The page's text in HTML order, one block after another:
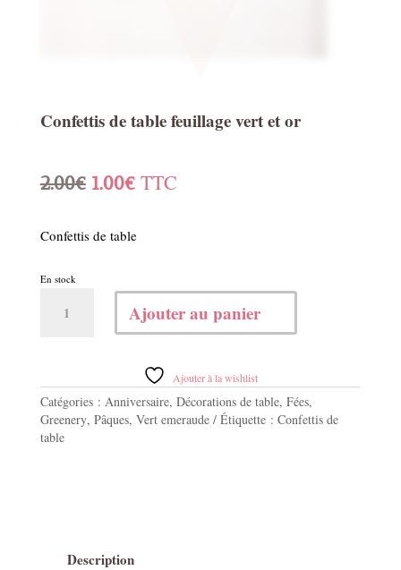
Confettis de table feuillage vert et or
2.00€ Le
était :
2.00€.
1.00€Le
est :
1.00€.
TTC
Confettis de table
En stock
feuillage
vert
et
or
Ajouter au panier
Ajouter à la wishlist
Catégories : Anniversaire, Décorations de table, Fées,
Greenery, Pâques, Vert emeraude Étiquette : Confettis de
table
Description